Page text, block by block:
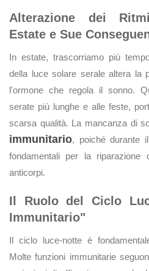
Alterazione dei
Estate e Sue
In estate, trascorriamo più
della luce solare serale altera la
l'ormone che regola il sonno.
serate più lunghe e alle feste,
scarsa qualità. La mancanza di
immunitario, poiché durante
fondamentali per la riparazione
anticorpi.
Il Ruolo del Ciclo
Immunitario"
Il ciclo luce-notte è
Molte funzioni immunitarie